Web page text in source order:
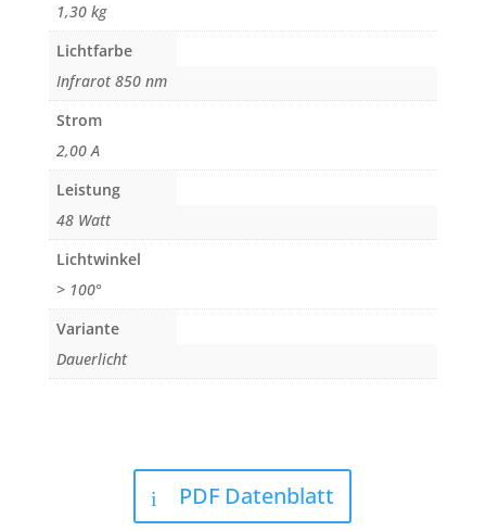
1,30 kg
Lichtfarbe
Infrarot 850 nm
Strom
2,00 A
Leistung
48 Watt
Lichtwinkel
> 100°
Variante
Dauerlicht
PDF Datenblatt